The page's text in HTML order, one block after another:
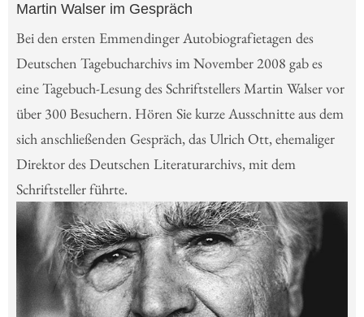
Martin Walser im Gespräch
Bei den ersten Emmendinger Autobiografietagen des
Deutschen Tagebucharchivs im November 2008 gab es
eine Tagebuch-Lesung des Schriftstellers Martin Walser vor
über 300 Besuchern. Hören Sie kurze Ausschnitte aus dem
sich anschließenden Gespräch, das Ulrich Ott, ehemaliger
Direktor des Deutschen Literaturarchivs, mit dem
Schriftsteller führte.